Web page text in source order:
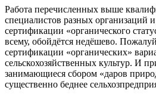
Работа перечисленных выше
специалистов разных организаций
сертификации «органического
всему, обойдётся недёшево.
сертификации «органических»
сельскохозяйственных культур. И
занимающиеся сбором «даров
существенно беднее